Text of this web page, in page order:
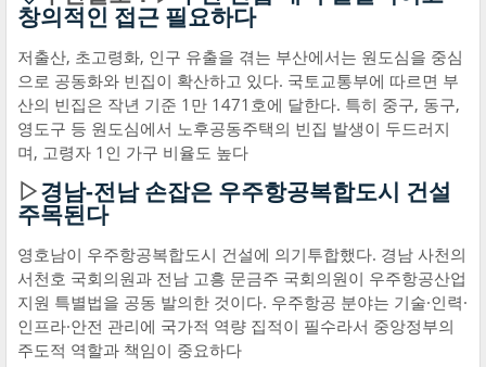
창의적인 접근 필요하다
저출산, 초고령화, 인구 유출을 겪는 부산에서는 원도심을 중심
으로 공동화와 빈집이 확산하고 있다. 국토교통부에 따르면 부
산의 빈집은 작년 기준 1만 1471호에 달한다. 특히 중구, 동구,
영도구 등 원도심에서 노후공동주택의 빈집 발생이 두드러지
며, 고령자 1인 가구 비율도 높다
▷경남-전남 손잡은 우주항공복합도시 건설
주목된다
영호남이 우주항공복합도시 건설에 의기투합했다. 경남 사천의
서천호 국회의원과 전남 고흥 문금주 국회의원이 우주항공산업
지원 특별법을 공동 발의한 것이다. 우주항공 분야는 기술·인력·
인프라·안전 관리에 국가적 역량 집적이 필수라서 중앙정부의
주도적 역할과 책임이 중요하다